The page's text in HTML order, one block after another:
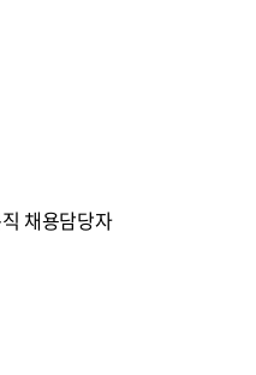
채용담당자